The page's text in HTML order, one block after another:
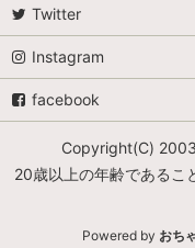
Twitter
Instagram
facebook
Copyright(C)
20歳以上の年齢であるこ
Powered by おち